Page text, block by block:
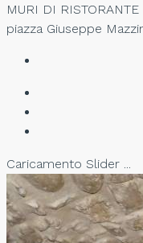
MURI DI
piazza Giuseppe
Caricamento Slider ...